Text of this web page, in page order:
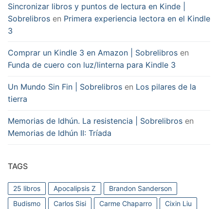
Sincronizar libros y puntos de lectura en Kinde |
Sobrelibros en Primera experiencia lectora en el Kindle
3
Comprar un Kindle 3 en Amazon | Sobrelibros en
Funda de cuero con luz/linterna para Kindle 3
Un Mundo Sin Fin | Sobrelibros en Los pilares de la
tierra
Memorias de Idhún. La resistencia | Sobrelibros en
Memorias de Idhún II: Tríada
TAGS
25 libros Apocalipsis Z
Brandon Sanderson
Budismo
Carlos Sisi Carme Chaparro
Cixin Liu